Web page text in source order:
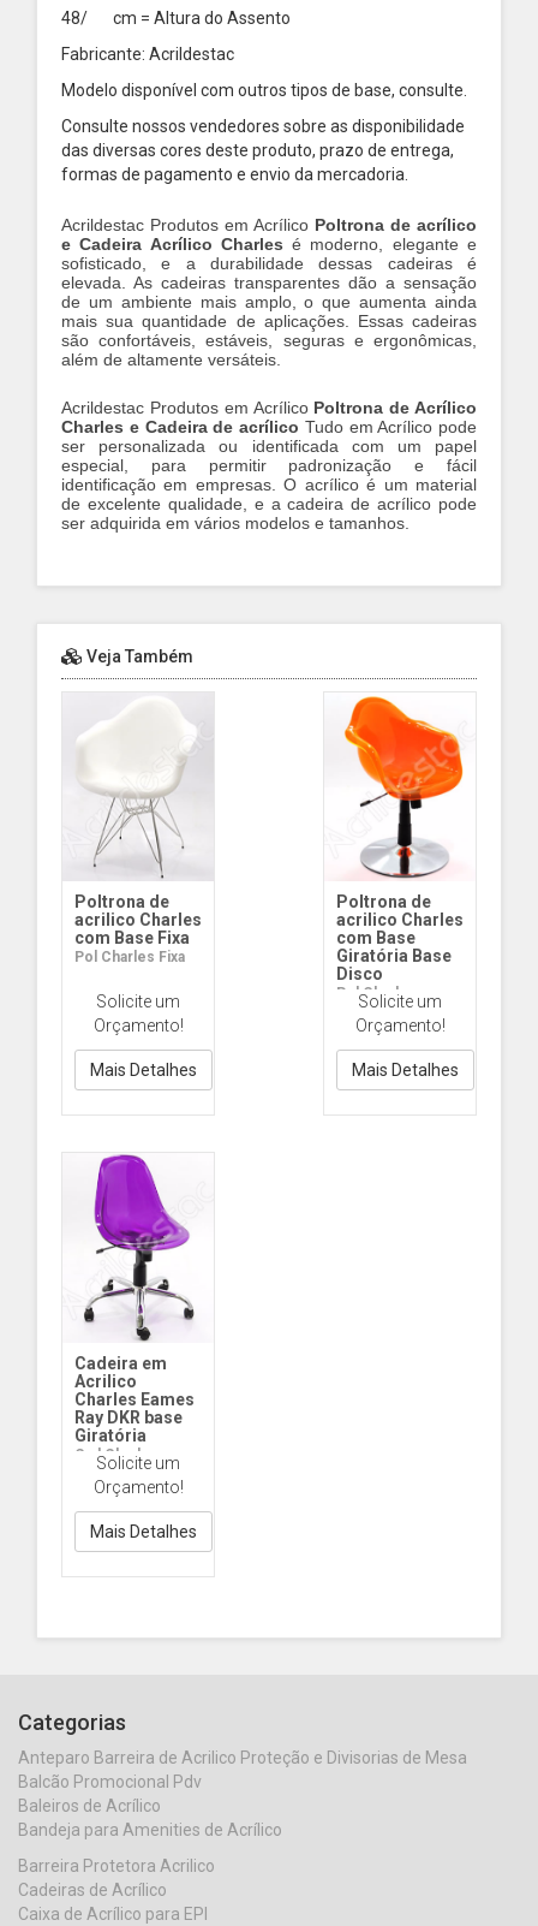
48/ cm = Altura do Assento
Fabricante: Acrildestac
Modelo disponível com outros tipos de base, consulte.
Consulte nossos vendedores sobre as disponibilidade
das diversas cores deste produto, prazo de entrega,
formas de pagamento e envio da mercadoria.
Acrildestac Produtos em Acrílico Poltrona de acrílico
e Cadeira Acrílico Charles é moderno, elegante e
sofisticado, e a durabilidade dessas cadeiras é
elevada. As cadeiras transparentes dão a sensação
de um ambiente mais amplo, o que aumenta ainda
mais sua quantidade de aplicações. Essas cadeiras
são confortáveis, estáveis, seguras e ergonômicas,
além de altamente versáteis.
Acrildestac Produtos em Acrílico Poltrona de Acrílico
Charles e Cadeira de acrílico Tudo em Acrílico pode
ser personalizada ou identificada com um papel
especial, para permitir padronização e fácil
identificação em empresas. O acrílico é um material
de excelente qualidade, e a cadeira de acrílico pode
ser adquirida em vários modelos e tamanhos.
Veja Também
Poltrona de
acrilico Charles
com Base Fixa
Pol Charles Fixa
Solicite um
Orçamento!
Mais Detalhes
Poltrona de
acrilico Charles
com Base
Giratória Base
Disco
Pol Charles
Giratória Disco
Solicite um
Orçamento!
Mais Detalhes
Cadeira em
Acrilico
Charles Eames
Ray DKR base
Giratória
Cad Charles
Eames DKR
Giratória rodízios
Solicite um
Orçamento!
Mais Detalhes
Categorias
Anteparo Barreira de Acrilico Proteção e Divisorias de Mesa
Balcão Promocional Pdv
Baleiros de Acrílico
Bandeja para Amenities de Acrílico
Barreira Protetora Acrilico
Cadeiras de Acrílico
Caixa de Acrílico para EPI